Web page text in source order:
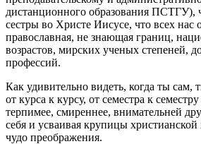
дистанционного образования ПСТГУ),
сестры во Христе Иисусе, что всех нас
православная, не знающая границ,
возрастов, мирских ученых степеней,
профессий.
Как удивительно видеть, когда ты сам,
от курса к курсу, от семестра к
терпимее, смиреннее, внимательней
себя и усваивая крупицы
чудо преображения.